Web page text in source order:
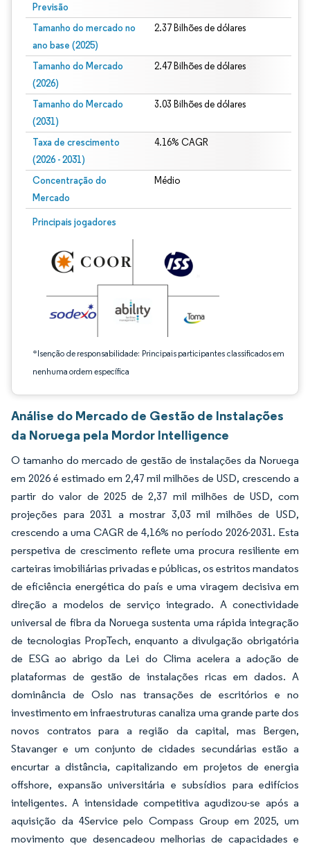
Previsão
Tamanho do mercado no
ano base (2025)
2.37 Bilhões de dólares
Tamanho do Mercado
(2026)
2.47 Bilhões de dólares
Tamanho do Mercado
(2031)
3.03 Bilhões de dólares
Taxa de crescimento
(2026 - 2031)
4.16% CAGR
Concentração do
Mercado
Médio
Principais jogadores
*Isenção de responsabilidade: Principais participantes classificados em
nenhuma ordem específica
Imagem © Mordor Intelligence. O reuso requer atribuição conforme CC BY 4.0.
Análise do Mercado de Gestão de Instalações
da Noruega pela Mordor Intelligence
O tamanho do mercado de gestão de instalações da Noruega
em 2026 é estimado em 2,47 mil milhões de USD, crescendo a
partir do valor de 2025 de 2,37 mil milhões de USD, com
projeções para 2031 a mostrar 3,03 mil milhões de USD,
crescendo a uma CAGR de 4,16% no período 2026-2031. Esta
perspetiva de crescimento reflete uma procura resiliente em
carteiras imobiliárias privadas e públicas, os estritos mandatos
de eficiência energética do país e uma viragem decisiva em
direção a modelos de serviço integrado. A conectividade
universal de fibra da Noruega sustenta uma rápida integração
de tecnologias PropTech, enquanto a divulgação obrigatória
de ESG ao abrigo da Lei do Clima acelera a adoção de
plataformas de gestão de instalações ricas em dados. A
dominância de Oslo nas transações de escritórios e no
investimento em infraestruturas canaliza uma grande parte dos
novos contratos para a região da capital, mas Bergen,
Stavanger e um conjunto de cidades secundárias estão a
encurtar a distância, capitalizando em projetos de energia
offshore, expansão universitária e subsídios para edifícios
inteligentes. A intensidade competitiva agudizou-se após a
aquisição da 4Service pelo Compass Group em 2025, um
movimento que desencadeou melhorias de capacidades e